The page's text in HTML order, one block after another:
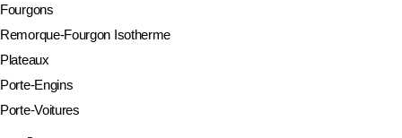
Fourgons
Remorque-Fourgon Isotherme
Plateaux
Porte-Engins
Porte-Voitures